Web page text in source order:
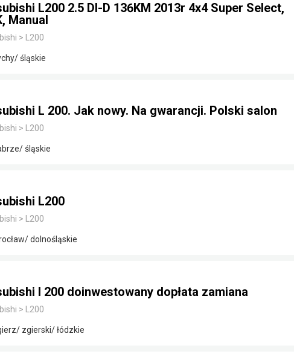
L200 2.5 DI-D 136KM 2013r 4x4 Super Select,
Manual
> L200
śląskie
L 200. Jak nowy. Na gwarancji. Polski salon
> L200
śląskie
L200
> L200
dolnośląskie
l 200 doinwestowany dopłata zamiana
> L200
zgierski/ łódzkie